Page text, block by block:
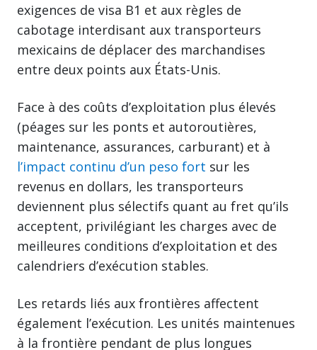
exigences de visa B1 et aux règles de
cabotage interdisant aux transporteurs
mexicains de déplacer des marchandises
entre deux points aux États-Unis.
Face à des coûts d’exploitation plus élevés
(péages sur les ponts et autoroutières,
maintenance, assurances, carburant) et à
l’impact continu d’un peso fort sur les
revenus en dollars, les transporteurs
deviennent plus sélectifs quant au fret qu’ils
acceptent, privilégiant les charges avec de
meilleures conditions d’exploitation et des
calendriers d’exécution stables.
Les retards liés aux frontières affectent
également l’exécution. Les unités maintenues
à la frontière pendant de plus longues